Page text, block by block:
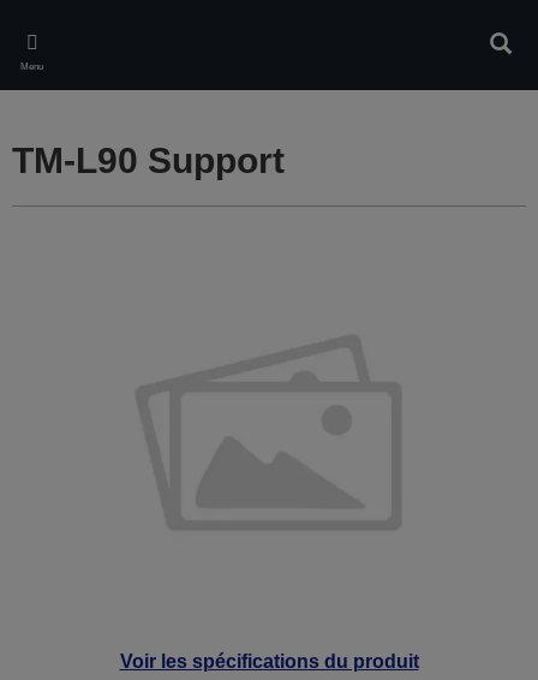
main
content
Menu
Voir les spécifications du produit
TM-L90 Support